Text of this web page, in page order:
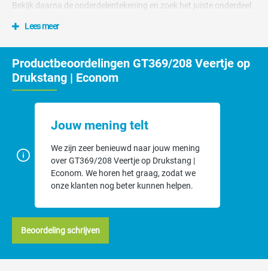
Bekijk daarna de onderdelentekening en zoek het juiste onderdeel
Nummer 50 en 53 op tekening
Lees meer
Productbeoordelingen GT369/208 Veertje op
Drukstang | Econom
Jouw mening telt
We zijn zeer benieuwd naar jouw mening
over GT369/208 Veertje op Drukstang |
Econom. We horen het graag, zodat we
onze klanten nog beter kunnen helpen.
Beoordeling schrijven